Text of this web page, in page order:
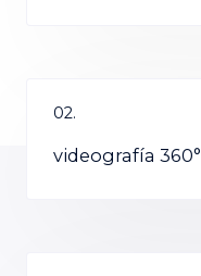
02.
videografía 360°